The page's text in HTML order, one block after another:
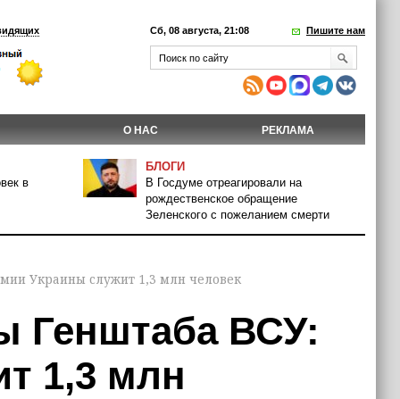
Сб, 08 августа, 21:08 Пишите нам
О НАС РЕКЛАМА
в
БЛОГИ
В Госдуме отреагировали на
рождественское обращение
Зеленского с пожеланием смерти
Украины служит 1,3 млн человек
Генштаба ВСУ:
1,3 млн